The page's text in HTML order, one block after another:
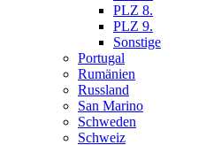
PLZ 8.
PLZ 9.
Sonstige
Portugal
Rumänien
Russland
San Marino
Schweden
Schweiz